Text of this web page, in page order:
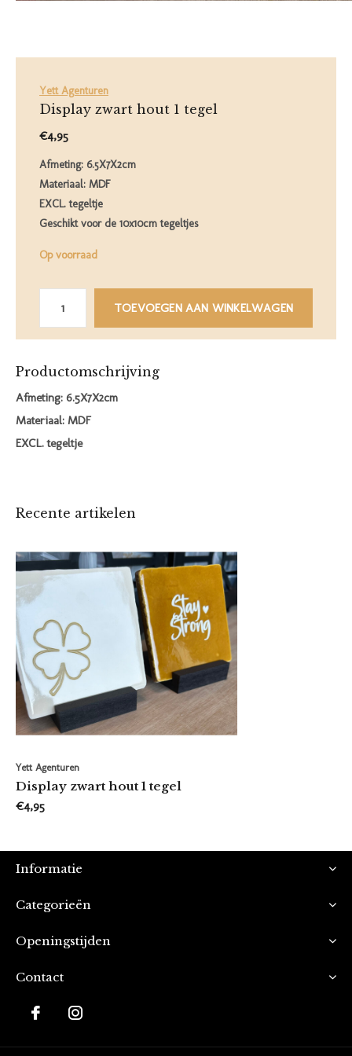
Yett Agenturen
Display zwart hout 1 tegel
€4,95
Afmeting: 6.5X7X2cm
Materiaal: MDF
EXCL. tegeltje
Geschikt voor de 10x10cm tegeltjes
Op voorraad
TOEVOEGEN AAN WINKELWAGEN
Productomschrijving
Afmeting: 6.5X7X2cm
Materiaal: MDF
EXCL. tegeltje
Recente artikelen
Yett Agenturen
Display zwart hout 1 tegel
€4,95
Informatie
Categorieën
Openingstijden
Contact